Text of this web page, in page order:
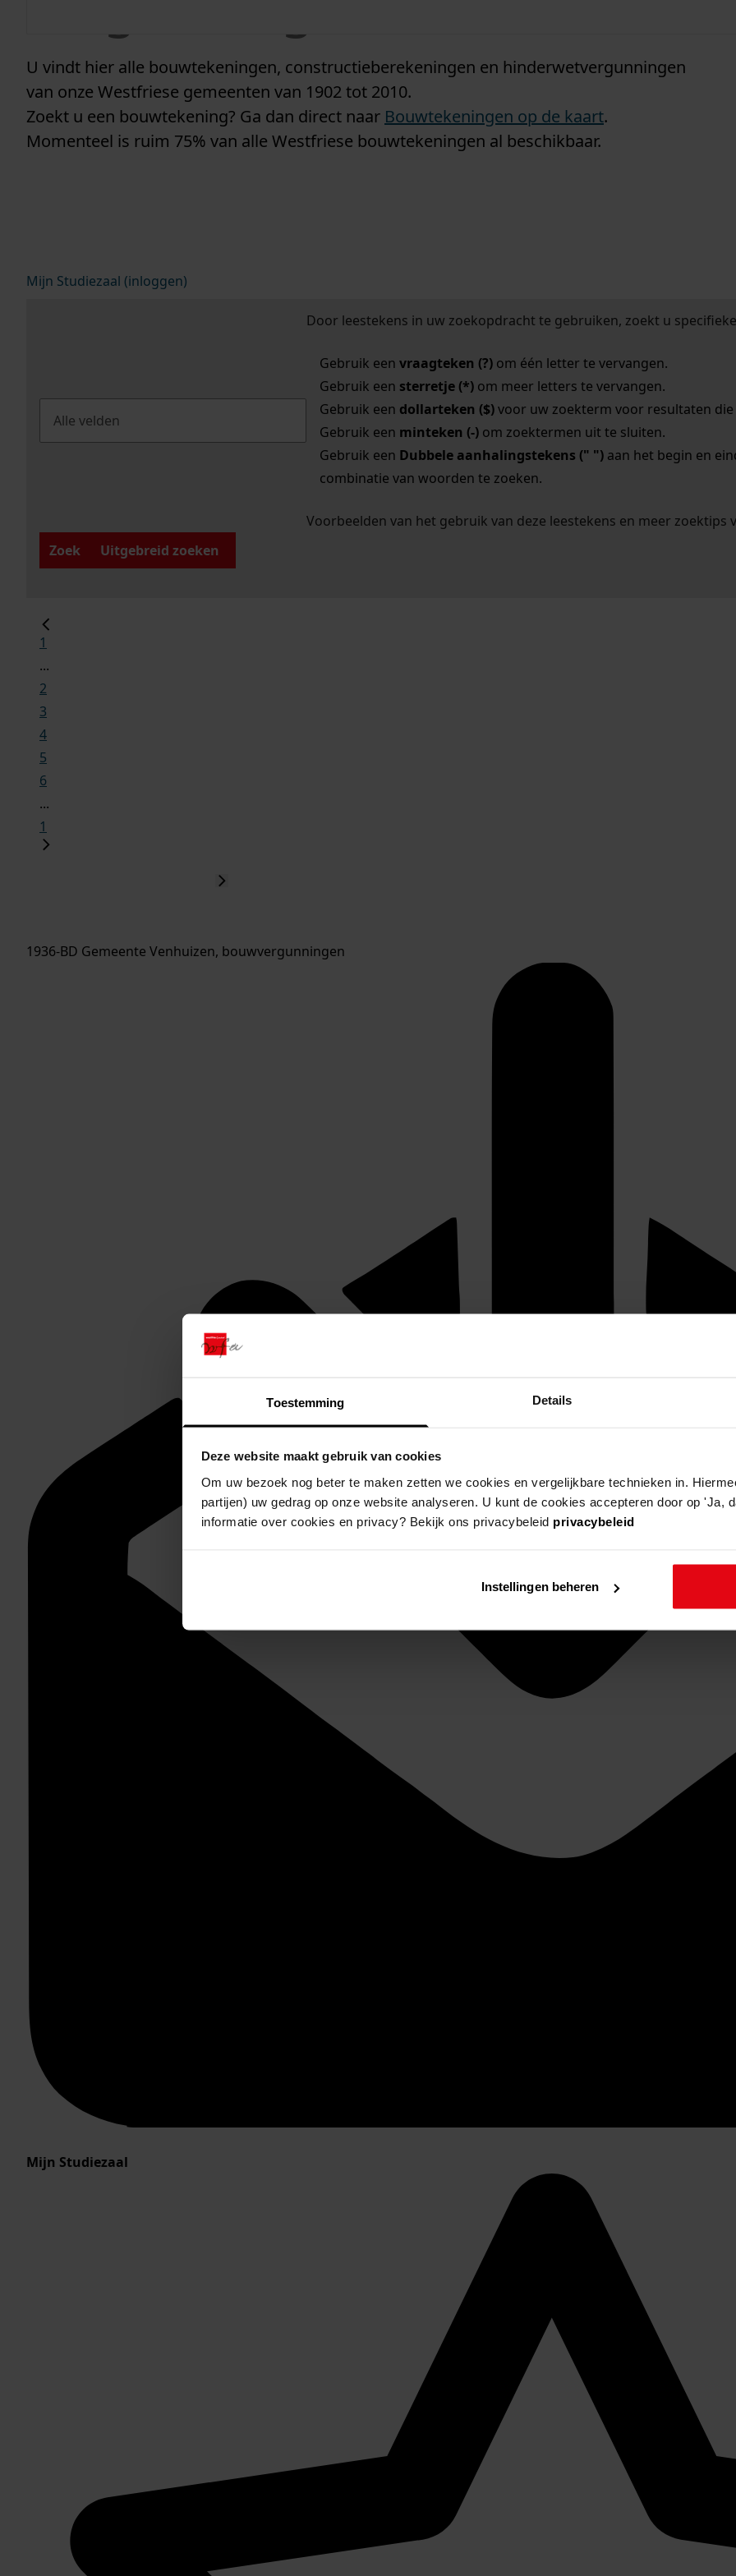
Toestemming Details
Deze website maakt gebruik van cookies
Om uw bezoek nog beter te maken zetten we cookies en vergelijkbare technieken in.
partijen) uw gedrag op onze website analyseren. U kunt de cookies accepteren door op 'Ja,
informatie over cookies en privacy? Bekijk ons privacybeleid privacybeleid
Instellingen beheren
U vindt hier alle bouwtekeningen, constructieberekeningen en hinderwetvergunningen
van onze Westfriese gemeenten van 1902 tot 2010.
Zoekt u een bouwtekening? Ga dan direct naar Bouwtekeningen op de kaart.
Momenteel is ruim 75% van alle Westfriese bouwtekeningen al beschikbaar.
Mijn Studiezaal (inloggen)
Door leestekens in uw zoekopdracht te gebruiken, zoekt u
Gebruik een vraagteken (?)om één letter te vervangen.
Gebruik een sterretje (*)om meer letters te vervangen.
Gebruik een dollarteken ($)voor uw zoekterm voor resultaten die
Gebruik een minteken (-)om zoektermen uit te sluiten.
Gebruik een Dubbele aanhalingstekens (" ")aan het begin en
combinatie van woorden te zoeken.
Voorbeelden van het gebruik van deze leestekens en meer zoektips
Zoek
Uitgebreid zoeken
1
...
2
3
4
5
6
...
1
1936-BD Gemeente Venhuizen, bouwvergunningen
Mijn Studiezaal